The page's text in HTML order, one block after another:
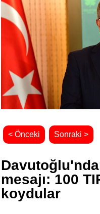
< Önceki Sonraki >
mesajı: 100
koydular